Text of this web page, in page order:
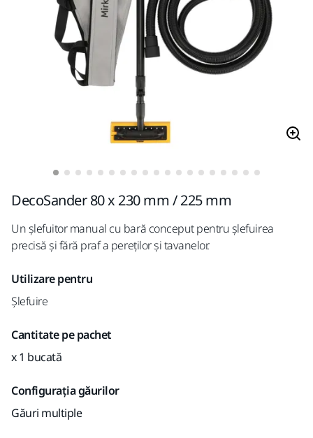
DecoSander 80 x 230 mm / 225 mm
Un șlefuitor manual cu bară conceput pentru șlefuirea
precisă și fără praf a pereților și tavanelor.
Utilizare pentru
Șlefuire
Cantitate pe pachet
x 1 bucată
Configurația găurilor
Găuri multiple